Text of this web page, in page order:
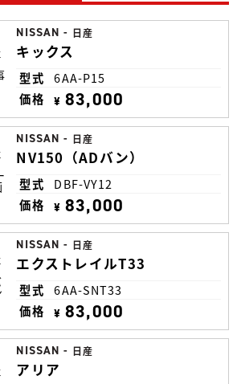
NISSAN - 日産
キックス
型式
6AA-P15
価格
¥ 83,000
NISSAN - 日産
NV150（ADバン）
型式
DBF-VY12
価格
¥ 83,000
NISSAN - 日産
エクストレイルT33
型式
6AA-SNT33
価格
¥ 83,000
NISSAN - 日産
アリア